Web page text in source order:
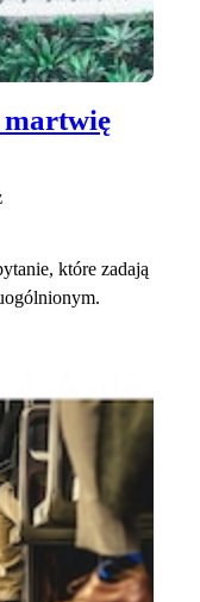
martwię
które zadają